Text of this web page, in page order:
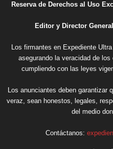
Reserva de Derechos al Uso
Editor y Director
Los firmantes en Expediente
asegurando la veracidad de
cumpliendo con las leyes
Los anunciantes deben garantizar
veraz, sean honestos, legales,
del medio
Contáctanos: